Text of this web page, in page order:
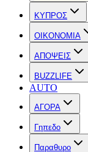
ΚΥΠΡΟΣ
OIKONOMIA
ΑΠΟΨΕΙΣ
BUZZLIFE
AUTO
ΑΓΟΡΑ
Γηπεδο
Παραθυρο